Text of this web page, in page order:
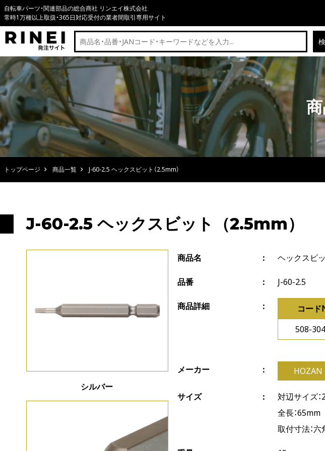
自転車パーツ・関連部品の総合商社 リンエイ株式会社
常時1万種以上取扱・365日対応受付の業者間取引専用サイト
トップページ 商品一覧 J-60-2.5 ヘックスビット（2.5mm）
J-60-2.5 ヘックスビット（2.5mm）
シルバー
商品名 ヘックスビッ
品番 J-60-2.5
商品詳細 コード
508-
メーカー HOZAN
サイズ
対辺サイズ
全長：65mm
取付寸法：六